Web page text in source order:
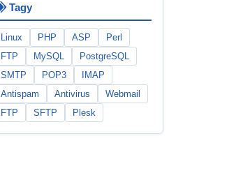
Tagy
Linux PHP ASP
Perl
FTP
MySQL
PostgreSQL
SMTP
POP3
IMAP
Antispam
Antivirus
Webmail
FTP
SFTP Plesk